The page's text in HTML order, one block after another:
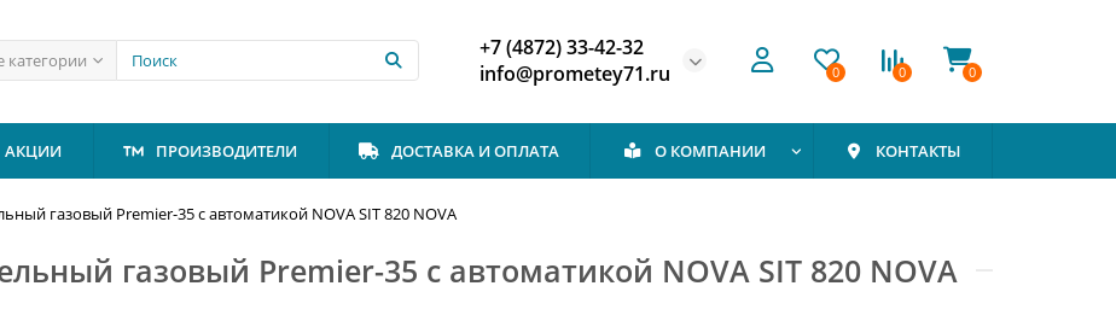
категории
+7 (4872) 33-42-32
info@prometey71.ru
0 0 0
АКЦИИ ПРОИЗВОДИТЕЛИ ДОСТАВКА И ОПЛАТА О КОМПАНИИ КОНТАКТЫ
газовый Premier-35 с автоматикой NOVA SIT 820 NOVA
газовый Premier-35 с автоматикой NOVA SIT 820 NOVA